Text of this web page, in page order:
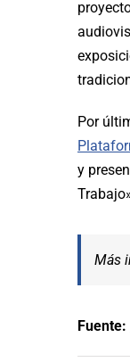
Por
y
Más
Fuente: